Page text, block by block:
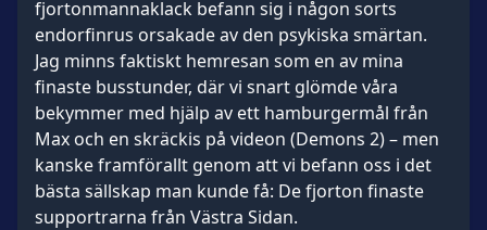
fjortonmannaklack befann sig i någon sorts
endorfinrus orsakade av den psykiska smärtan.
Jag minns faktiskt hemresan som en av mina
finaste busstunder, där vi snart glömde våra
bekymmer med hjälp av ett hamburgermål från
Max och en skräckis på videon (Demons 2) – men
kanske framförallt genom att vi befann oss i det
bästa sällskap man kunde få: De fjorton finaste
supportrarna från Västra Sidan.